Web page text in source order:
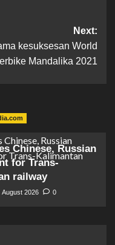
Next:
kesuksesan World
Mandalika 2021
Chinese, Russian
for Trans-
railway
August 2026 0